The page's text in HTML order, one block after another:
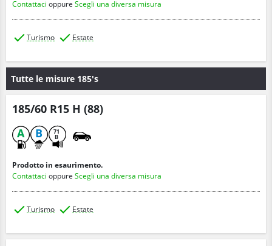
Contattaci oppure Scegli una diversa misura
Turismo Estate
Tutte le misure 185's
185/60 R15 H (88)
A
B 71
B
Prodotto in esaurimento.
Contattaci oppure Scegli una diversa misura
Turismo Estate